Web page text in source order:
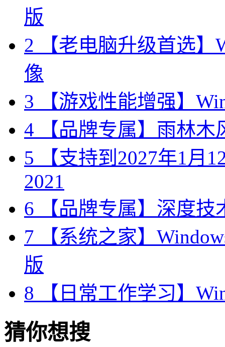
版
2 【老电脑升级首选】
像
3 【游戏性能增强】
4 【品牌专属】雨林木
5 【支持到2027年1月
2021
6 【品牌专属】深度技
7 【系统之家】
版
8 【日常工作学习】
猜你想搜